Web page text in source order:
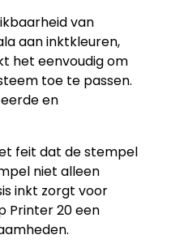
van
aan inktkleuren,
het eenvoudig om
toe te passen.
en
feit dat de stempel
niet alleen
inkt zorgt voor
Printer 20 een